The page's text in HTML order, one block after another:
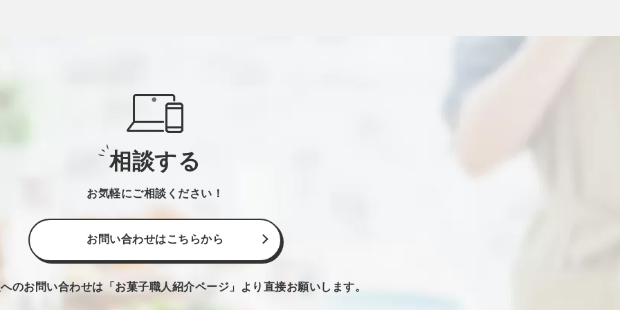
相談する
お気軽にご相談ください！
お問い合わせはこちらから
のお問い合わせは 「お菓子職人紹介ページ」より直接お願いします。